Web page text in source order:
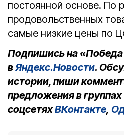
постоянной основе. По
продовольственных
самые низкие цены по
Подпишись на «Победа
вЯндекс.Новости.
истории, пиши
предложения в
соцсетяхВКонтакте,